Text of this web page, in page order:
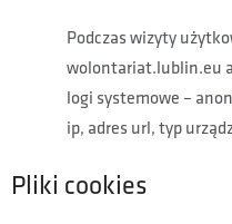
Podczas wizyty
wolontariat.lublin.eu
logi systemowe –
ip, adres url, typ
Pliki cookies